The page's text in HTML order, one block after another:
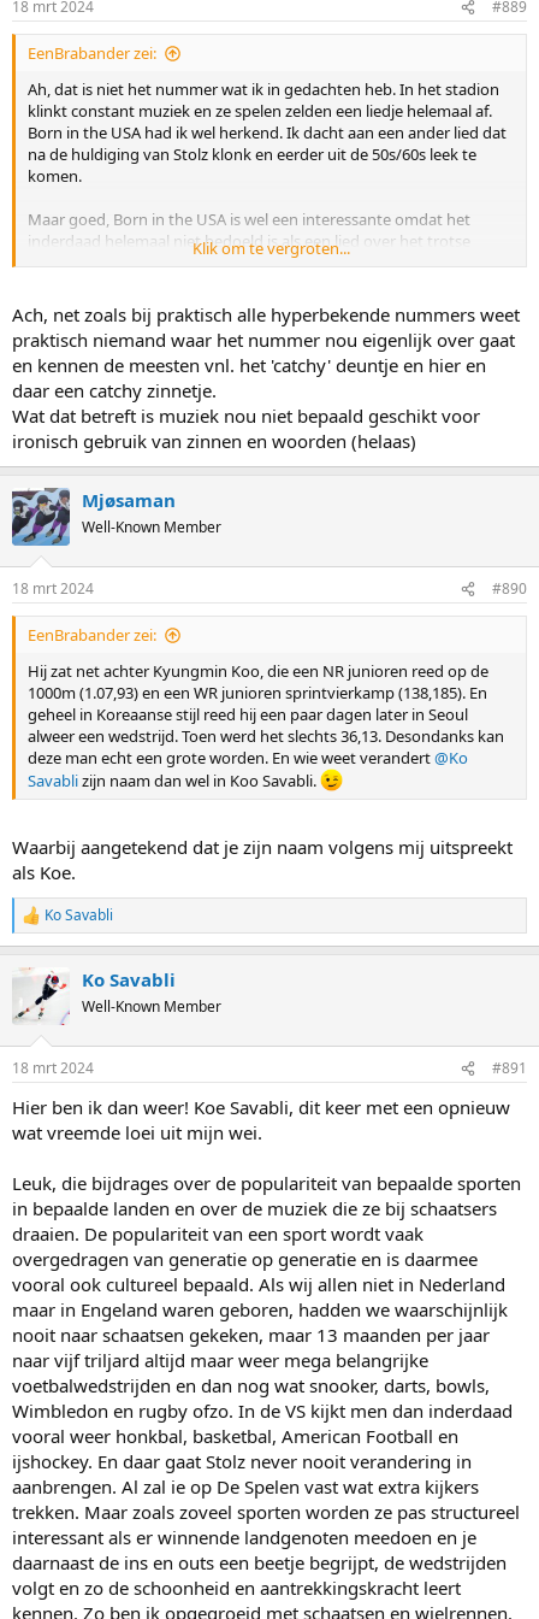
s
:
18 mrt 2024 #889
EenBrabander zei:
Ah, dat is niet het nummer wat ik in gedachten heb. In het stadion
klinkt constant muziek en ze spelen zelden een liedje helemaal af.
Born in the USA had ik wel herkend. Ik dacht aan een ander lied dat
na de huldiging van Stolz klonk en eerder uit de 50s/60s leek te
komen.
Maar goed, Born in the USA is wel een interessante omdat het
inderdaad helemaal niet bedoeld is als een lied over het trotse
Amerika. De top comment op youtube bij dat lied is:
political events seemingly depicting a proud America... Born in the
USA. The true meaning of the song is protest and the suffering the
veterans went through and what they dealt with in the war along
with the pain they experienced when they returned home. The
song has always been glorified as proud America when in fact it is a
very sad and painful story of suffering and a lack of appreciation of
all the lives lost and suffering that came out of this war."
Klik om te vergroten...
Ach, net zoals bij praktisch alle hyperbekende nummers weet
praktisch niemand waar het nummer nou eigenlijk over gaat
en kennen de meesten vnl. het 'catchy' deuntje en hier en
daar een catchy zinnetje.
Wat dat betreft is muziek nou niet bepaald geschikt voor
ironisch gebruik van zinnen en woorden (helaas)
Mjøsaman
Well-Known Member
18 mrt 2024 #890
EenBrabander zei:
Hij zat net achter Kyungmin Koo, die een NR junioren reed op de
1000m (1.07,93) en een WR junioren sprintvierkamp (138,185). En
geheel in Koreaanse stijl reed hij een paar dagen later in Seoul
alweer een wedstrijd. Toen werd het slechts 36,13. Desondanks kan
deze man echt een grote worden. En wie weet verandert@Ko
Savablizijn naam dan wel in Koo Savabli.
Waarbij aangetekend dat je zijn naam volgens mij uitspreekt
als Koe.
R
e
c
t
i
s
Ko Savabli
Ko Savabli
Well-Known Member
18 mrt 2024 #891
Hier ben ik dan weer! Koe Savabli, dit keer met een opnieuw
wat vreemde loei uit mijn wei.
Leuk, die bijdrages over de populariteit van bepaalde sporten
in bepaalde landen en over de muziek die ze bij schaatsers
draaien. De populariteit van een sport wordt vaak
overgedragen van generatie op generatie en is daarmee
vooral ook cultureel bepaald. Als wij allen niet in Nederland
maar in Engeland waren geboren, hadden we waarschijnlijk
nooit naar schaatsen gekeken, maar 13 maanden per jaar
naar vijf triljard altijd maar weer mega belangrijke
voetbalwedstrijden en dan nog wat snooker, darts, bowls,
Wimbledon en rugby ofzo. In de VS kijkt men dan inderdaad
vooral weer honkbal, basketbal, American Football en
ijshockey. En daar gaat Stolz never nooit verandering in
aanbrengen. Al zal ie op De Spelen vast wat extra kijkers
trekken. Maar zoals zoveel sporten worden ze pas structureel
interessant als er winnende landgenoten meedoen en je
daarnaast de ins en outs een beetje begrijpt, de wedstrijden
volgt en zo de schoonheid en aantrekkingskracht leert
kennen. Zo ben ik opgegroeid met schaatsen en wielrennen.